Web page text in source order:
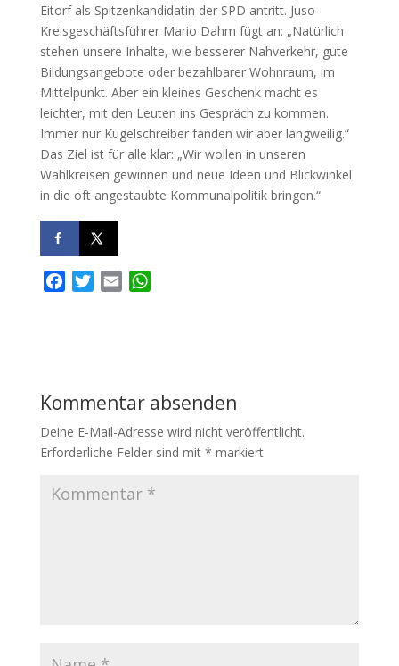
Eitorf als Spitzenkandidatin der SPD antritt. Juso-
Kreisgeschäftsführer Mario Dahm fügt an: „Natürlich
stehen unsere Inhalte, wie besserer Nahverkehr, gute
Bildungsangebote oder bezahlbarer Wohnraum, im
Mittelpunkt. Aber ein kleines Geschenk macht es
leichter, mit den Leuten ins Gespräch zu kommen.
Immer nur Kugelschreiber fanden wir aber langweilig.“
Das Ziel ist für alle klar: „Wir wollen in unseren
Wahlkreisen gewinnen und neue Ideen und Blickwinkel
in die oft angestaubte Kommunalpolitik bringen.“
o
k
r
p
p
Kommentar absenden
Deine E-Mail-Adresse wird nicht veröffentlicht.
Erforderliche Felder sind mit * markiert